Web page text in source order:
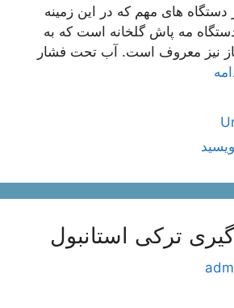
های مهم که در این زمینه
مه پاش گلخانه است که به
نیز معروف است. آب تحت فشار
ترکی استانبول